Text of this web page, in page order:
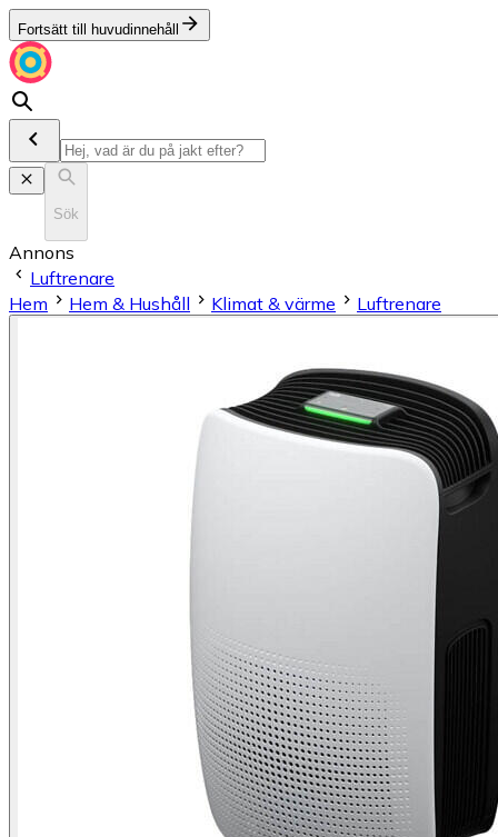
Fortsätt till huvudinnehåll
Sök
Annons
Luftrenare
Hem
Hem & Hushåll Klimat & värme Luftrenare